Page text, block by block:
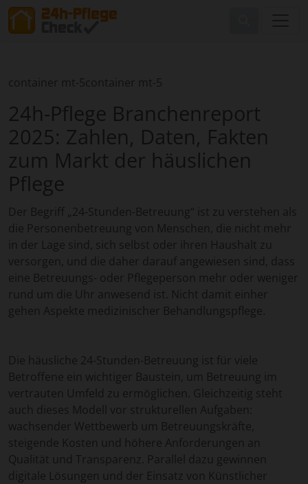
container mt-5container mt-5
24h-Pflege Branchenreport
2025: Zahlen, Daten, Fakten
zum Markt der häuslichen
Pflege
Der Begriff „24-Stunden-Betreuung“ ist zu verstehen als
die Personenbetreuung von Menschen, die nicht mehr
in der Lage sind, sich selbst oder ihren Haushalt zu
versorgen, und die daher darauf angewiesen sind, dass
eine Betreuungs- oder Pflegeperson mehr oder weniger
rund um die Uhr anwesend ist. Nicht damit einher
gehen Aspekte medizinischer Behandlungspflege.
Die häusliche 24-Stunden-Betreuung ist für viele
Betroffene ein wichtiger Baustein, um Betreuung im
vertrauten Umfeld zu ermöglichen. Gleichzeitig steht
auch dieses Modell vor strukturellen Aufgaben:
wachsender Wettbewerb um Betreuungskräfte,
steigende Kosten und höhere Anforderungen an
Qualität und Transparenz. Parallel dazu gewinnen
digitale Lösungen und der Einsatz von Künstlicher